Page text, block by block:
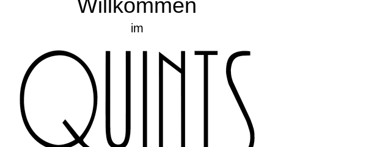
Willkommen
im